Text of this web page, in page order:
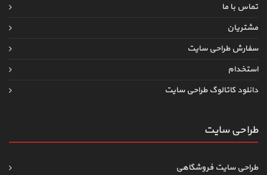
تماس با ما
مشتریان
سفارش طراحی سایت
استخدام
دانلود کاتالوگ طراحی سایت
طراحی سایت
طراحی سایت فروشگاهی